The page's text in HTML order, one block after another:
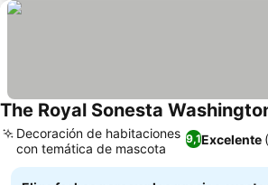
The Royal Sonesta
9,1Excelente
Decoración de habitaciones
con temática de mascota